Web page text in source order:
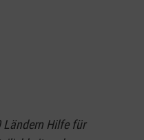
Ländern Hilfe für